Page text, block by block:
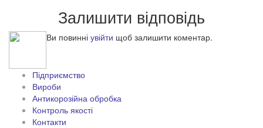
Залишити відповідь
Ви повинні увійти щоб залишити коментар.
Підприємство
Вироби
Антикорозійна обробка
Контроль якості
Контакти